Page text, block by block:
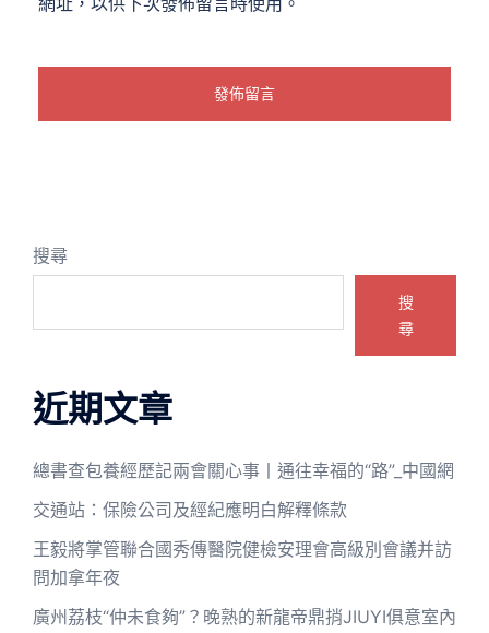
搜尋
搜
尋
近期文章
總書查包養經歷記兩會關心事丨通往幸福的“路”_中國網
交通站：保險公司及經紀應明白解釋條款
王毅將掌管聯合國秀傳醫院健檢安理會高級別會議并訪
問加拿年夜
廣州荔枝“仲未食夠”？晚熟的新龍帝鼎捎JIUYI俱意室內